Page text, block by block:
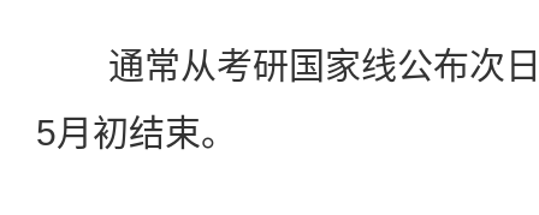
通常从考研国家线公布次日
5月初结束。